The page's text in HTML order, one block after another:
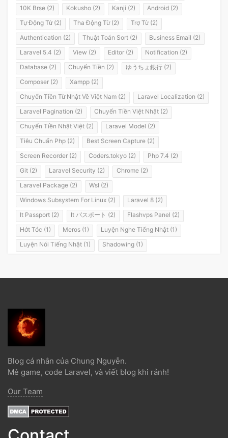
10K Brse (2)
Kokusho (2) Kanji (2)
Android (2)
Tự Động Từ (2)
Tha Động Từ (2)
Trợ Từ (2)
Authentication (2)
Thuật Toán Sort (2)
Business Email (2)
Laravel 5.4 (2)
View (2) Editor (2)
Notification (2)
Database (2)
Chuyển Tiền (2)
ゆうちょ銀行 (2)
Composer (2)
Xampp (2)
Chuyển Tiền Từ Nhật Về Việt Nam (2)
Laravel Localization (2)
Laravel Pagination (2)
Chuyển Tiền Việt Nhật (2)
Chuyển Tiền Nhật Việt (2)
Laravel Model (2)
Tiêu Chuẩn Php (2)
Best Screen Capture (2)
Screen Recorder (2)
Coders.tokyo (2)
Php 7.4 (2)
Git (2)
Laravel Security (2)
Chrome (2)
Laravel Package (2)
Wsl (2)
Windows Subsystem For Linux (2)
Laravel 8 (2)
It Passport (2)
It パスポート (2)
Flashvps Panel (2)
Hớt Tóc (1)
Meros (1)
Luyện Nghe Tiếng Nhật (1)
Luyện Nói Tiếng Nhật (1)
Shadowing (1)
Sóng Thần (1)
Wakarimasen (1)
Onsen (1)
Laravel 5.2 (1)
Từ Điển (1) Tính Từ (1)
Minna No Nihongo (1)
Minna No Nihongo 1 (1)
Minna No Nihongo 2 (1)
Liên Minh Huyền Thoại (1)
Cách Sử Dụng Kara (1)
Blog cá nhân của Chung Nguyễn.
Mê game, code Laravel, và viết blog khi rảnh!
Our Team